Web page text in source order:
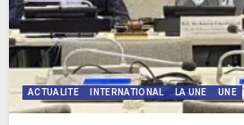
ACTUALITE INTERNATIONAL LA UNE UNE